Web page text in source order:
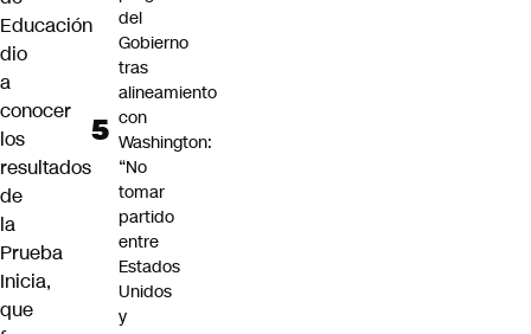
Educación
dio
a
conocer
los
resultados
de
la
Prueba
Inicia,
que
del
Gobierno
tras
alineamiento
con
Washington:
“No
tomar
partido
entre
Estados
Unidos
y